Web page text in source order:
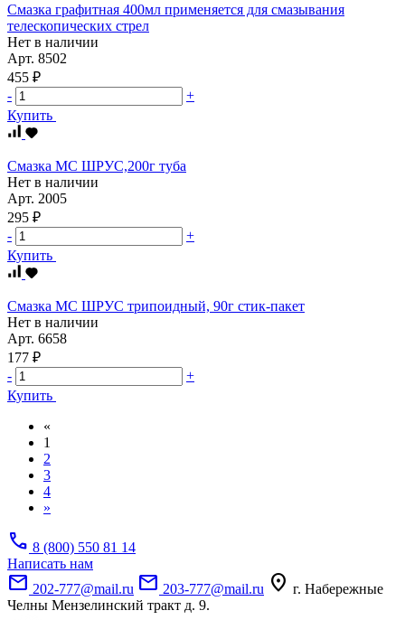
Смазка графитная 400мл применяется для смазывания
телескопических стрел
Нет в наличии
Арт. 8502
455 ₽
-
+
Купить
Смазка МС ШРУС,200г туба
Нет в наличии
Арт. 2005
295 ₽
-
+
Купить
Смазка МС ШРУС трипоидный, 90г стик-пакет
Нет в наличии
Арт. 6658
177 ₽
-
+
Купить
«
1
2
3
4
»
call 8 (800) 550 81 14
Написать нам
mail 202-777@mail.ru mail 203-777@mail.ru location_on г. Набережные
Челны Мензелинский тракт д. 9.